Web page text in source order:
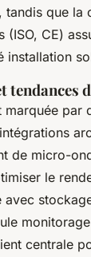
tandis que la
(ISO, CE)
installation
tendances
marquée par
de micro-
le
avec
centrale